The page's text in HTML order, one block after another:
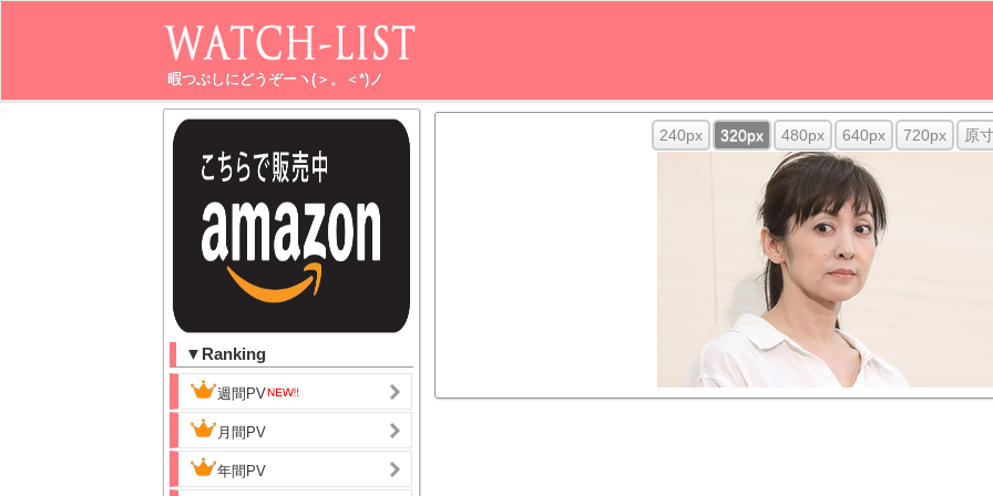
暇つぶしにどうぞーヽ(＞。＜*)ノ
▼Ranking
週間PV
月間PV
年間PV
240px 320px 480px 640px 720px 原